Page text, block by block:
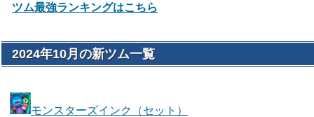
ツム最強ランキングはこちら
2024年10月の新ツム一覧
モンスターズインク（セット）